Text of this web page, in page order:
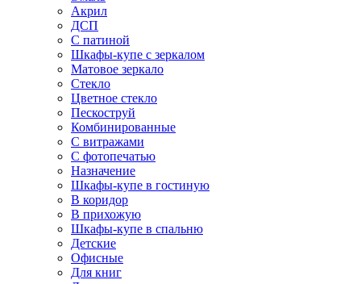
Акрил
ДСП
С патиной
Шкафы-купе с зеркалом
Матовое зеркало
Стекло
Цветное стекло
Пескоструй
Комбинированные
С витражами
С фотопечатью
Назначение
Шкафы-купе в гостиную
В коридор
В прихожую
Шкафы-купе в спальню
Детские
Офисные
Для книг